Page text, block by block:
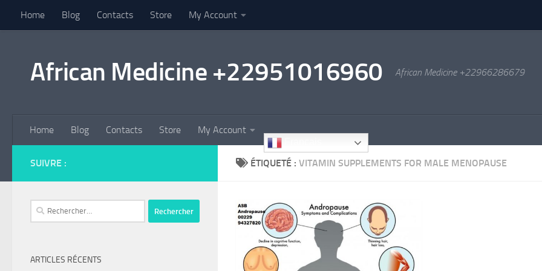
Au dessous du contenu
Home Blog Contacts Store My Account
African Medicine +22951016960 African Medicine +22966286679
Home Blog Contacts Store My Account
ÉTIQUETÉ : VITAMIN SUPPLEMENTS FOR MALE MENOPAUSE
SUIVRE :
Rechercher :
ARTICLES RÉCENTS